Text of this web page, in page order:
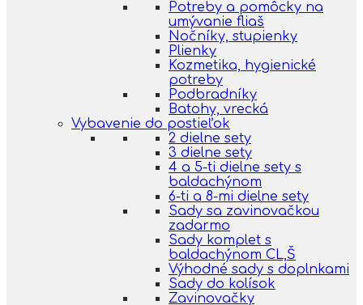
Potreby a pomôcky na
umývanie fliaš
Nočníky, stupienky
Plienky
Kozmetika, hygienické
potreby
Podbradníky
Batohy, vrecká
Vybavenie do postieľok
2 dielne sety
3 dielne sety
4 a 5-ti dielne sety s
baldachýnom
6-ti a 8-mi dielne sety
Sady sa zavinovačkou
zadarmo
Sady komplet s
baldachýnom CL,Š
Výhodné sady s doplnkami
Sady do kolísok
Zavinovačky